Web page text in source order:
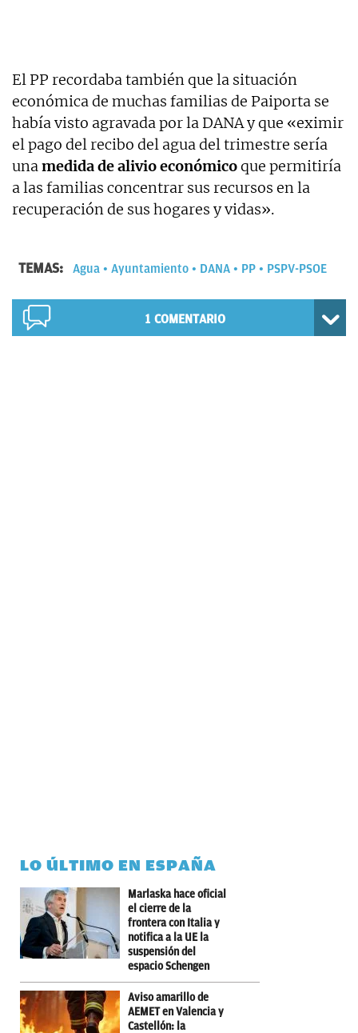
El PP recordaba también que la situación
económica de muchas familias de Paiporta se
había visto agravada por la DANA y que «eximir
el pago del recibo del agua del trimestre sería
unamedida de alivio económicoque permitiría
a las familias concentrar sus recursos en la
recuperación de sus hogares y vidas».
TEMAS: Agua Ayuntamiento DANA PP PSPV-PSOE
1 COMENTARIO
LO ÚLTIMO EN ESPAÑA
Marlaska hace oficial
el cierre de la
frontera con Italia y
notifica a la UE la
suspensión del
espacio Schengen
Aviso amarillo de
AEMET en Valencia y
Castellón: la